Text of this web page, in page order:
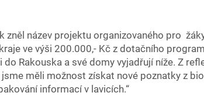
název projektu organizovaného pro
ve výši 200.000,- Kč z dotačního
Rakouska a své domy vyjadřují níže. Z
měli možnost získat nové poznatky z
informací v lavicích.“